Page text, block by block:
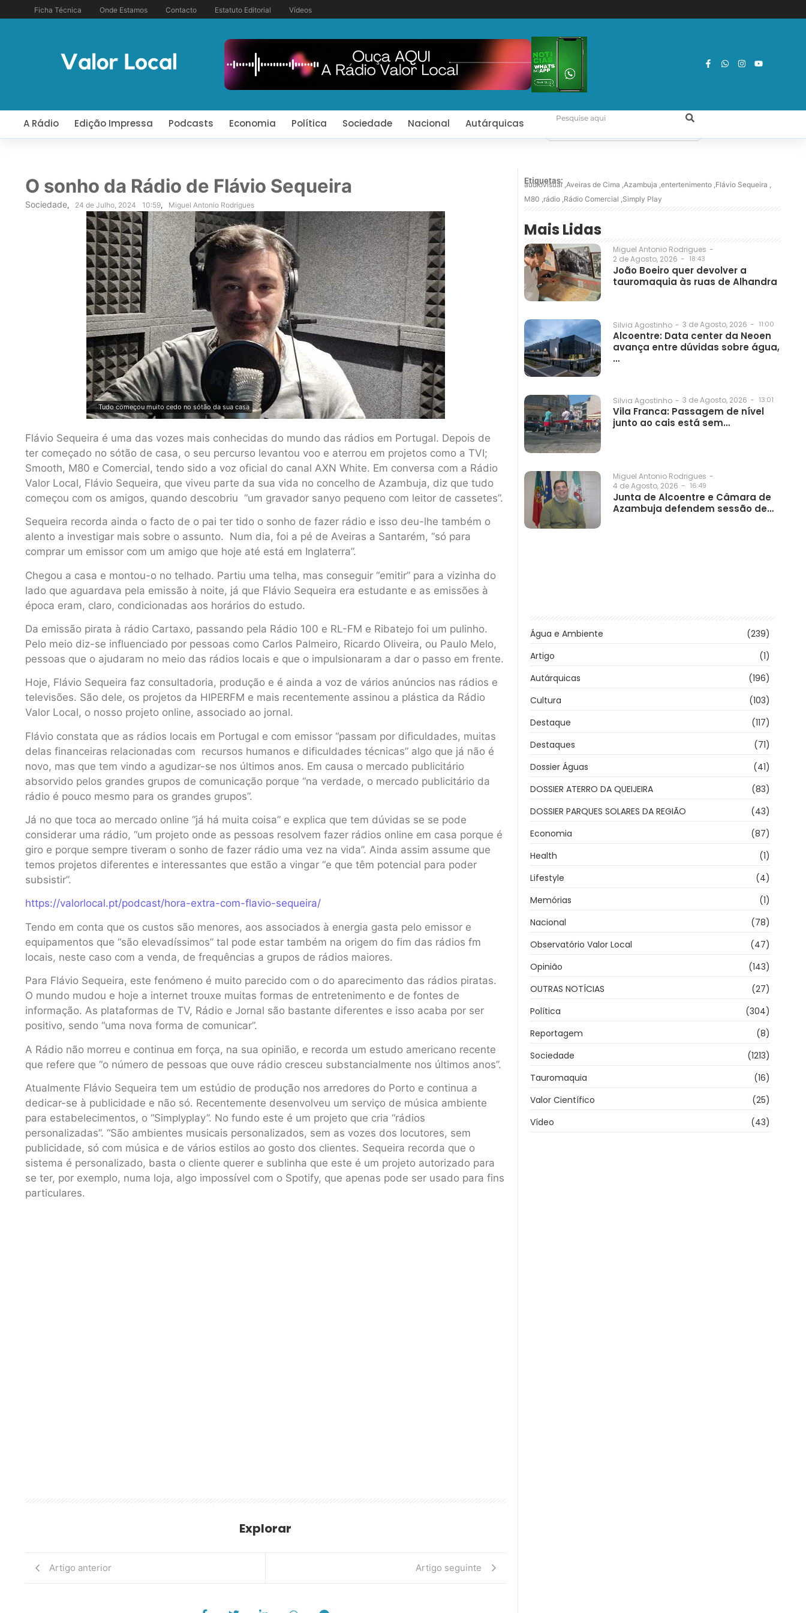
Ficha Técnica Onde Estamos Contacto Estatuto Editorial Vídeos
A Rádio Edição Impressa Podcasts Economia Política Sociedade Nacional Autárquicas
O sonho da Rádio de Flávio Sequeira
Sociedade, 24 de Julho, 2024 10:59, Miguel Antonio Rodrigues
Tudo começou muito cedo no sótão da sua casa
Flávio Sequeira é uma das vozes mais conhecidas do mundo das rádios em Portugal. Depois de
ter começado no sótão de casa, o seu percurso levantou voo e aterrou em projetos como a TVI;
Smooth, M80 e Comercial, tendo sido a voz oficial do canal AXN White. Em conversa com a Rádio
Valor Local, Flávio Sequeira, que viveu parte da sua vida no concelho de Azambuja, diz que tudo
começou com os amigos, quando descobriu “um gravador sanyo pequeno com leitor de cassetes”.
Sequeira recorda ainda o facto de o pai ter tido o sonho de fazer rádio e isso deu-lhe também o
alento a investigar mais sobre o assunto. Num dia, foi a pé de Aveiras a Santarém, “só para
comprar um emissor com um amigo que hoje até está em Inglaterra”.
Chegou a casa e montou-o no telhado. Partiu uma telha, mas conseguir “emitir” para a vizinha do
lado que aguardava pela emissão à noite, já que Flávio Sequeira era estudante e as emissões à
época eram, claro, condicionadas aos horários do estudo.
Da emissão pirata à rádio Cartaxo, passando pela Rádio 100 e RL-FM e Ribatejo foi um pulinho.
Pelo meio diz-se influenciado por pessoas como Carlos Palmeiro, Ricardo Oliveira, ou Paulo Melo,
pessoas que o ajudaram no meio das rádios locais e que o impulsionaram a dar o passo em frente.
Hoje, Flávio Sequeira faz consultadoria, produção e é ainda a voz de vários anúncios nas rádios e
televisões. São dele, os projetos da HIPERFM e mais recentemente assinou a plástica da Rádio
Valor Local, o nosso projeto online, associado ao jornal.
Flávio constata que as rádios locais em Portugal e com emissor “passam por dificuldades, muitas
delas financeiras relacionadas com recursos humanos e dificuldades técnicas” algo que já não é
novo, mas que tem vindo a agudizar-se nos últimos anos. Em causa o mercado publicitário
absorvido pelos grandes grupos de comunicação porque “na verdade, o mercado publicitário da
rádio é pouco mesmo para os grandes grupos”.
Já no que toca ao mercado online “já há muita coisa” e explica que tem dúvidas se se pode
considerar uma rádio, “um projeto onde as pessoas resolvem fazer rádios online em casa porque é
giro e porque sempre tiveram o sonho de fazer rádio uma vez na vida”. Ainda assim assume que
temos projetos diferentes e interessantes que estão a vingar “e que têm potencial para poder
subsistir”.
https://valorlocal.pt/podcast/hora-extra-com-flavio-sequeira/
Tendo em conta que os custos são menores, aos associados à energia gasta pelo emissor e
equipamentos que “são elevadíssimos” tal pode estar também na origem do fim das rádios fm
locais, neste caso com a venda, de frequências a grupos de rádios maiores.
Para Flávio Sequeira, este fenómeno é muito parecido com o do aparecimento das rádios piratas.
O mundo mudou e hoje a internet trouxe muitas formas de entretenimento e de fontes de
informação. As plataformas de TV, Rádio e Jornal são bastante diferentes e isso acaba por ser
positivo, sendo “uma nova forma de comunicar”.
A Rádio não morreu e continua em força, na sua opinião, e recorda um estudo americano recente
que refere que “o número de pessoas que ouve rádio cresceu substancialmente nos últimos anos”.
Atualmente Flávio Sequeira tem um estúdio de produção nos arredores do Porto e continua a
dedicar-se à publicidade e não só. Recentemente desenvolveu um serviço de música ambiente
para estabelecimentos, o “Simplyplay”. No fundo este é um projeto que cria “rádios
personalizadas”. “São ambientes musicais personalizados, sem as vozes dos locutores, sem
publicidade, só com música e de vários estilos ao gosto dos clientes. Sequeira recorda que o
sistema é personalizado, basta o cliente querer e sublinha que este é um projeto autorizado para
se ter, por exemplo, numa loja, algo impossível com o Spotify, que apenas pode ser usado para fins
particulares.
Explorar
Artigo anterior Artigo seguinte
Etiquetas:
audiovisual ,Aveiras de Cima ,Azambuja ,entertenimento ,Flávio Sequeira ,
M80 ,rádio ,Rádio Comercial ,Simply Play
Mais Lidas
Miguel Antonio Rodrigues -
2 de Agosto, 2026 - 18:43
João Boeiro quer devolver a
tauromaquia às ruas de Alhandra
Silvia Agostinho - 3 de Agosto, 2026 - 11:00
Alcoentre: Data center da Neoen
avança entre dúvidas sobre água,
…
Silvia Agostinho - 3 de Agosto, 2026 - 13:01
Vila Franca: Passagem de nível
junto ao cais está sem…
Miguel Antonio Rodrigues -
4 de Agosto, 2026 - 16:49
Junta de Alcoentre e Câmara de
Azambuja defendem sessão de…
Água e Ambiente
(239)
Artigo
(1)
Autárquicas
(196)
Cultura
(103)
Destaque
(117)
Destaques
(71)
Dossier Águas
(41)
DOSSIER ATERRO DA QUEIJEIRA
(83)
DOSSIER PARQUES SOLARES DA REGIÃO
(43)
Economia
(87)
Health
(1)
Lifestyle
(4)
Memórias
(1)
Nacional
(78)
Observatório Valor Local
(47)
Opinião
(143)
OUTRAS NOTÍCIAS
(27)
Política
(304)
Reportagem
(8)
Sociedade
(1213)
Tauromaquia
(16)
Valor Científico
(25)
Vídeo
(43)